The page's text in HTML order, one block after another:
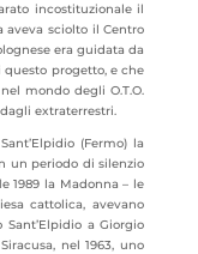
incostituzionale il
aveva sciolto il Centro
era guidata da
progetto, e che
mondo degli O.T.O.
extraterrestri.
(Fermo) la
un periodo di silenzio
1989 la Madonna – le
cattolica, avevano
a Giorgio
nel 1963, uno